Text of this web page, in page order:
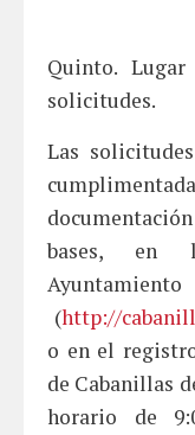
Quinto.
solicitudes.
Las
bases, en
Ayuntamiento
(http://
o en el
de Cabanillas
horario de